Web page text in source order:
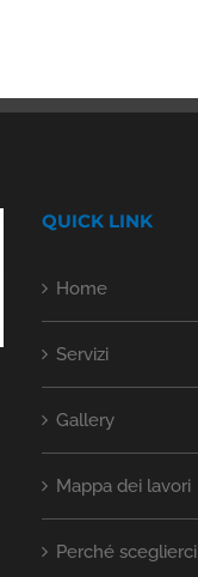
QUICK LINK
Home
Servizi
Gallery
Mappa dei lavori
Perché sceglierci